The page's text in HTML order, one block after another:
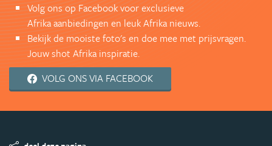
Volg ons op Facebook voor exclusieve
Afrika aanbiedingen en leuk Afrika nieuws.
Bekijk de mooiste foto's en doe mee met prijsvragen.
Jouw shot Afrika inspiratie.
VOLG ONS VIA FACEBOOK